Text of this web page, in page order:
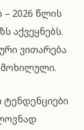
– 2026 წლის
აქვეყნებს.
ვითარება